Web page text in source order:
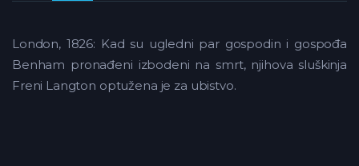
London, 1826: Kad su ugledni par gospodin i gospođa
Benham pronađeni izbodeni na smrt, njihova sluškinja
Freni Langton optužena je za ubistvo.